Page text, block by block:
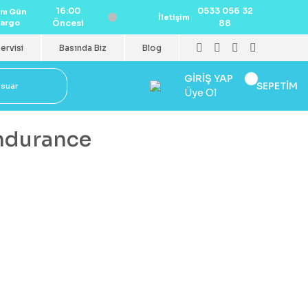
Gün
16:00
Öncesi
İletişim
0533 056 32
88
Basında Biz Blog
GİRİŞ YAP
Üye Ol
SEPETİM